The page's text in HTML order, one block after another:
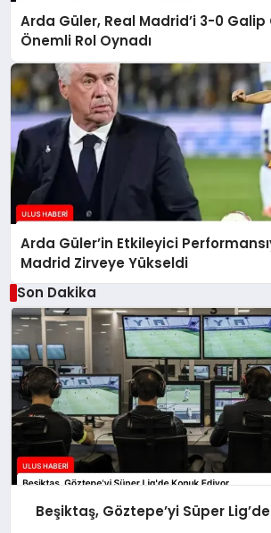
Arda Güler, Real Madrid’i 3-0
Önemli Rol Oynadı
Arda Güler’in Etkileyici
Madrid Zirveye Yükseldi
Son Dakika
Beşiktaş, Göztepe’yi Süper